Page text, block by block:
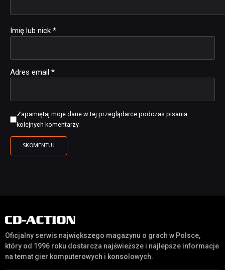
Imię lub nick *
Adres email *
Zapamiętaj moje dane w tej przeglądarce podczas pisania
kolejnych komentarzy.
Oficjalny serwis największego magazynu o grach w Polsce,
który od 1996 roku dostarcza najświeższe i najlepsze informacje
na temat gier komputerowych i konsolowych.